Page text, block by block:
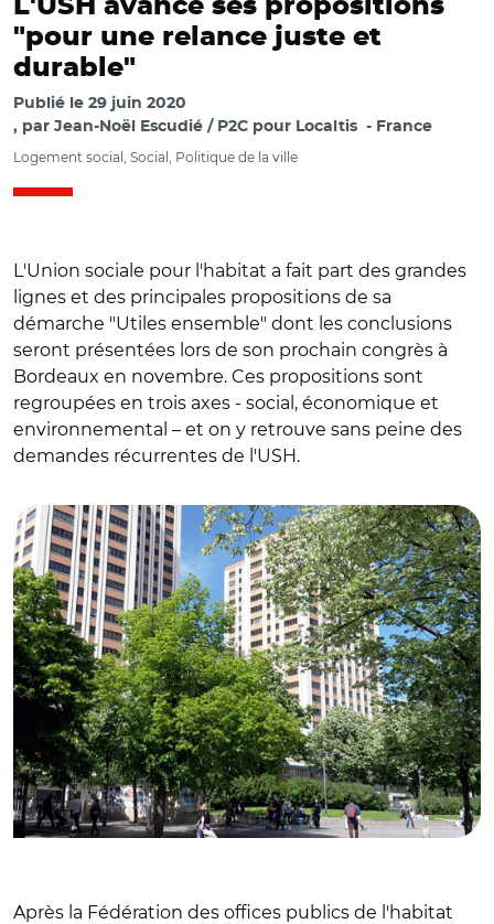
L'USH avance ses propositions
"pour une relance juste et
durable"
Publié le 29 juin 2020
par Jean-Noël Escudié / P2C pour Localtis France
Logement social, Social, Politique de la ville
L'Union sociale pour l'habitat a fait part des grandes
lignes et des principales propositions de sa
démarche "Utiles ensemble" dont les conclusions
seront présentées lors de son prochain congrès à
Bordeaux en novembre. Ces propositions sont
regroupées en trois axes - social, économique et
environnemental – et on y retrouve sans peine des
demandes récurrentes de l'USH.
Après la Fédération des offices publics de l'habitat